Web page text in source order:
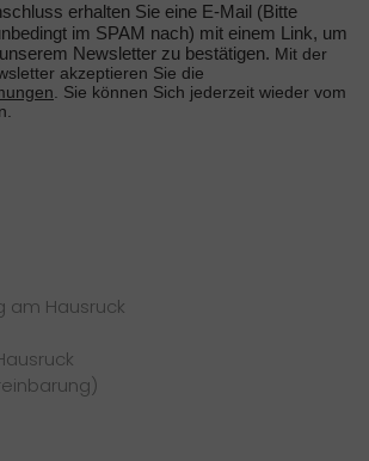
erhalten Sie eine E-Mail (Bitte
im SPAM nach) mit einem Link, um
Newsletter zu bestätigen. Mit der
akzeptieren Sie die
. Sie können Sich jederzeit wieder vom
am Hausruck